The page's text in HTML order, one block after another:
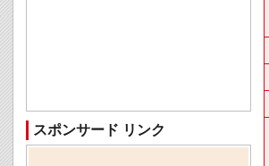
スポンサード リンク